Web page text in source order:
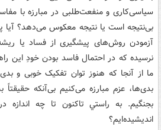
سیاسی‌کاری و منفعت‌طلبی در مبارزه با
بی‌نتیجه است یا نتیجه معکوس می‌دهد؟
آزمودن روش‌های پیشگیری از فساد یا
نرسیده که در احتمال فاسد بودن خودِ این
ما از آنجا که هنوز توان تفکیک خوبی و
بدی‌ها، عزم مبارزه می‌کنیم بی‌آنکه
بجنگیم. به راستي تاکنون تا چه
اندیشیده‌ایم؟